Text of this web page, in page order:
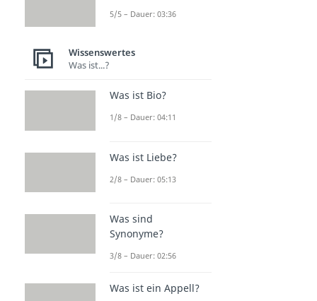
5/5 – Dauer: 03:36
Wissenswertes
Was ist...?
Was ist Bio?
1/8 – Dauer: 04:11
Was ist Liebe?
2/8 – Dauer: 05:13
Was sind
Synonyme?
3/8 – Dauer: 02:56
Was ist ein Appell?